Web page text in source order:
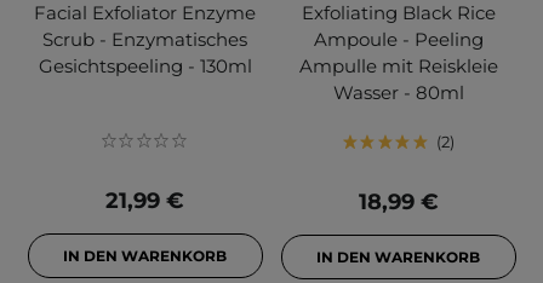
Facial Exfoliator Enzyme
Scrub - Enzymatisches
Gesichtspeeling - 130ml
21,99 €
IN DEN WARENKORB
Exfoliating Black Rice
Ampoule - Peeling
Ampulle mit Reiskleie
Wasser - 80ml
2
18,99 €
IN DEN WARENKORB